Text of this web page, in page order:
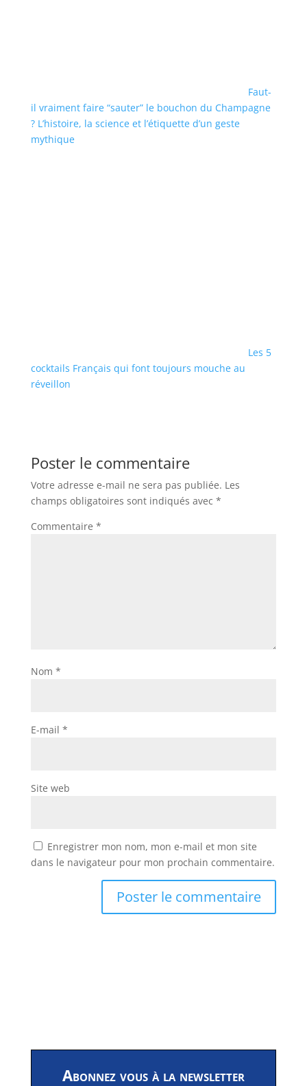
Faut-
il vraiment faire “sauter” le bouchon du Champagne
? L’histoire, la science et l’étiquette d’un geste
mythique
Les 5
cocktails Français qui font toujours mouche au
réveillon
Poster le commentaire
Votre adresse e-mail ne sera pas publiée. Les
champs obligatoires sont indiqués avec *
Commentaire *
Nom *
E-mail *
Site web
Enregistrer mon nom, mon e-mail et mon site
dans le navigateur pour mon prochain commentaire.
Abonnez vous à la newsletter